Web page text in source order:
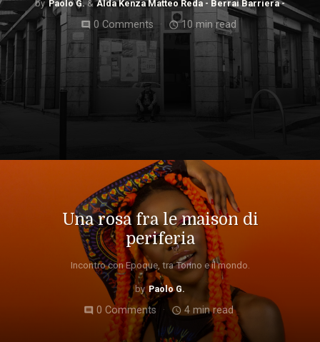
Paolo G. Alda Kenza Matteo Reda - Berrai Barriera -
comment 0 Comments access_time10 min read
Una rosa fra le maison di
periferia
Incontro con Epoque, tra Torino e il mondo.
Paolo G.
comment 0 Comments access_time 4 min read